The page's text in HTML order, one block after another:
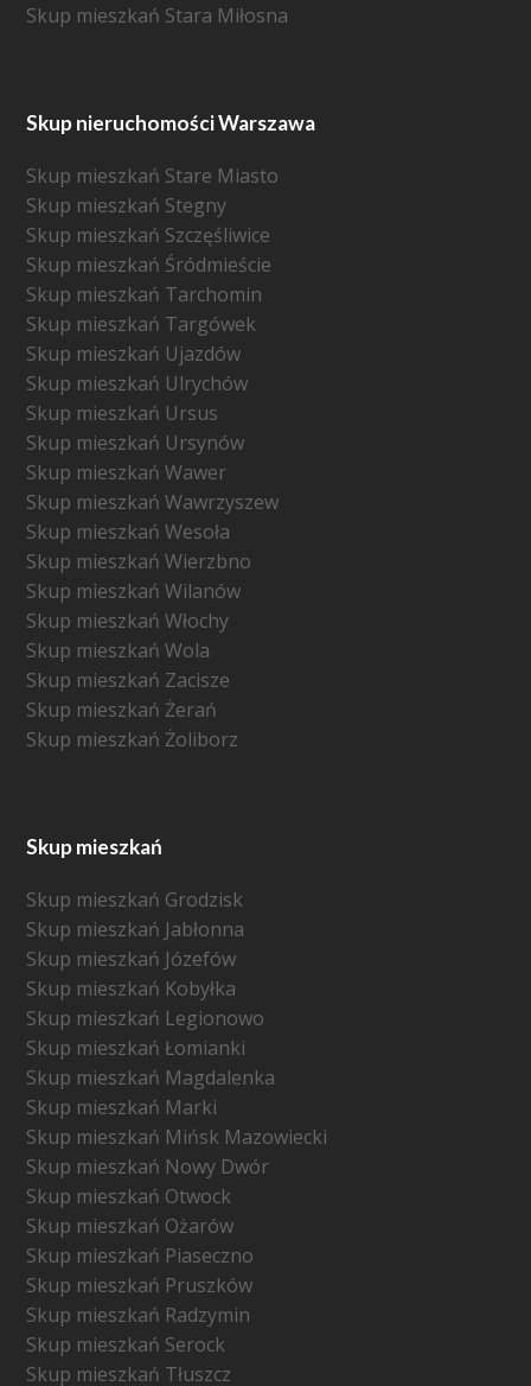
Skup mieszkań Stara Miłosna
Skup nieruchomości Warszawa
Skup mieszkań Stare Miasto
Skup mieszkań Stegny
Skup mieszkań Szczęśliwice
Skup mieszkań Śródmieście
Skup mieszkań Tarchomin
Skup mieszkań Targówek
Skup mieszkań Ujazdów
Skup mieszkań Ulrychów
Skup mieszkań Ursus
Skup mieszkań Ursynów
Skup mieszkań Wawer
Skup mieszkań Wawrzyszew
Skup mieszkań Wesoła
Skup mieszkań Wierzbno
Skup mieszkań Wilanów
Skup mieszkań Włochy
Skup mieszkań Wola
Skup mieszkań Zacisze
Skup mieszkań Żerań
Skup mieszkań Żoliborz
Skup mieszkań
Skup mieszkań Grodzisk
Skup mieszkań Jabłonna
Skup mieszkań Józefów
Skup mieszkań Kobyłka
Skup mieszkań Legionowo
Skup mieszkań Łomianki
Skup mieszkań Magdalenka
Skup mieszkań Marki
Skup mieszkań Mińsk Mazowiecki
Skup mieszkań Nowy Dwór
Skup mieszkań Otwock
Skup mieszkań Ożarów
Skup mieszkań Piaseczno
Skup mieszkań Pruszków
Skup mieszkań Radzymin
Skup mieszkań Serock
Skup mieszkań Tłuszcz